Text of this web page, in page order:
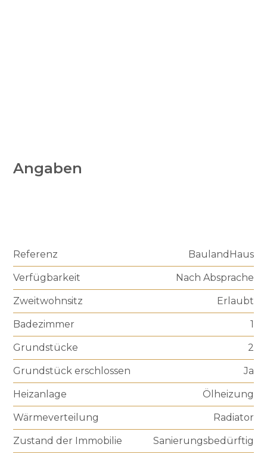
Angaben
Referenz BaulandHaus
Verfügbarkeit Nach Absprache
Zweitwohnsitz Erlaubt
Badezimmer 1
Grundstücke 2
Grundstück erschlossen Ja
Heizanlage Ölheizung
Wärmeverteilung Radiator
Zustand der Immobilie Sanierungsbedürftig